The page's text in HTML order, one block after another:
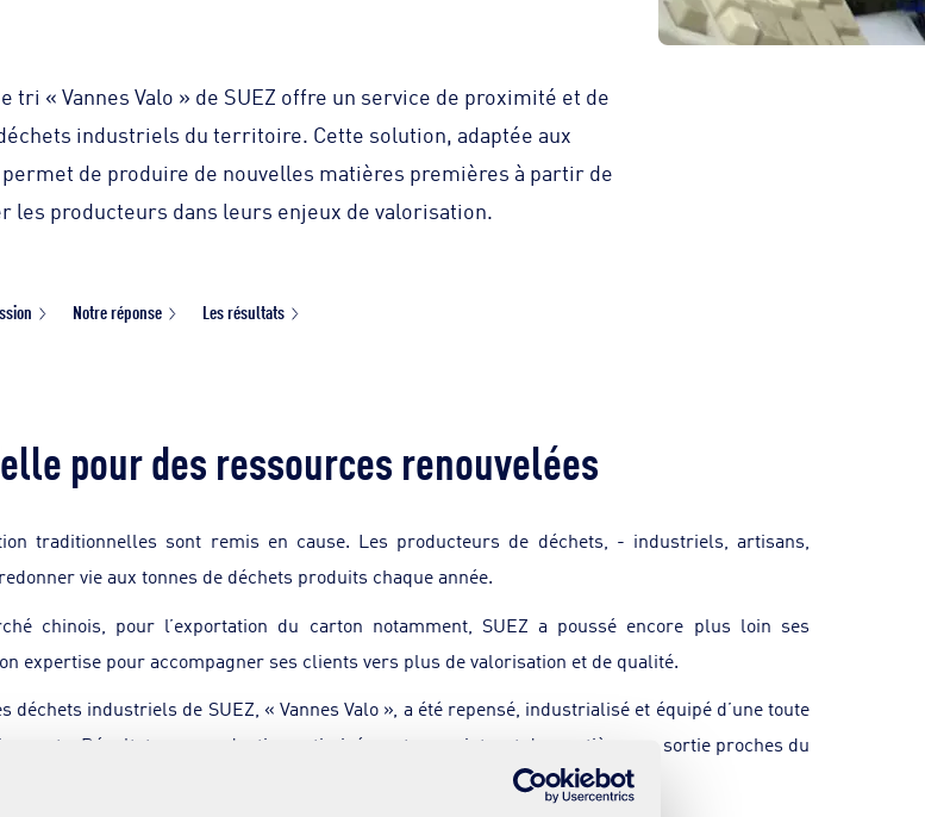
tri « Vannes Valo » de SUEZ offre un service de proximité et de
industriels du territoire. Cette solution, adaptée aux
de produire de nouvelles matières premières à partir de
les producteurs dans leurs enjeux de valorisation.
Notre réponse Les résultats
pour des ressources renouvelées
traditionnelles sont remis en cause. Les producteurs de déchets, - industriels, artisans,
vie aux tonnes de déchets produits chaque année.
chinois, pour l’exportation du carton notamment, SUEZ a poussé encore plus loin ses
expertise pour accompagner ses clients vers plus de valorisation et de qualité.
industriels de SUEZ, « Vannes Valo », a été repensé, industrialisé et équipé d’une toute
Résultat, une production optimisée en tous points, et des matières en sortie proches du